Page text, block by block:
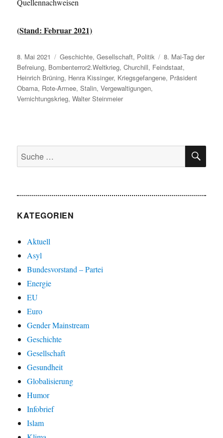
Quellennachweisen
(Stand: Februar 2021)
Veröffentlicht
am
8. Mai 2021 Kategorien
Geschichte,Gesellschaft, Politik Schlagwörter
8. Mai-Tag der
Befreiung, Bombenterror2.Weltkrieg,Churchill, Feindstaat,
Heinrich Brüning, Henra Kissinger, Kriegsgefangene, Präsident
Obama, Rote-Armee,Stalin,Vergewaltigungen,
Vernichtungskrieg,Walter Steinmeier
Suche
nach:
KATEGORIEN
Aktuell
Asyl
Bundesvorstand – Partei
Energie
EU
Euro
Gender Mainstream
Geschichte
Gesellschaft
Gesundheit
Globalisierung
Humor
Infobrief
Islam